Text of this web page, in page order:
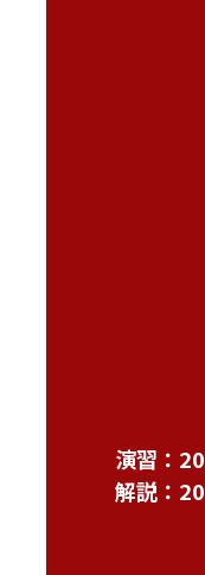
演習：
解説：